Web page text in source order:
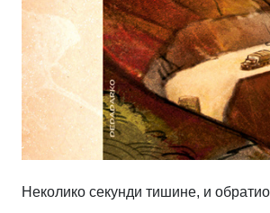
Неколико секунди тишине, и